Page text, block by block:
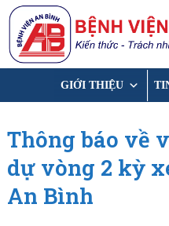
GIỚI THIỆU
Thông báo về
dự vòng 2 kỳ
An Bình